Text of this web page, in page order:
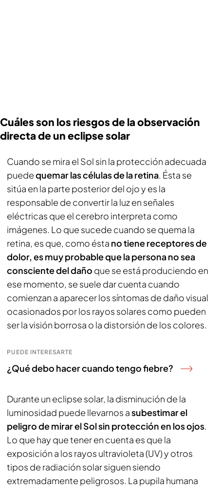
Cuáles son los riesgos de la observación
directa de un eclipse solar
Cuando se mira el Sol sin la protección adecuada
puedequemar las células de la retina. Ésta se
sitúa en la parte posterior del ojo y es la
responsable de convertir la luz en señales
eléctricas que el cerebro interpreta como
imágenes. Lo que sucede cuando se quema la
retina, es que, como ésta no tiene receptores de
dolor, es muy probable que la persona no sea
consciente del daño que se está produciendo en
ese momento, se suele dar cuenta cuando
comienzan a aparecer los síntomas de daño visual
ocasionados por los rayos solares como pueden
ser la visión borrosa o la distorsión de los colores.
PUEDE INTERESARTE
¿Qué debo hacer cuando tengo fiebre?
Durante un eclipse solar, la disminución de la
luminosidad puede llevarnos asubestimar el
peligro de mirar el Sol sin protección en los ojos.
Lo que hay que tener en cuenta es que la
exposición a los rayos ultravioleta (UV) y otros
tipos de radiación solar siguen siendo
extremadamente peligrosos. La pupila humana